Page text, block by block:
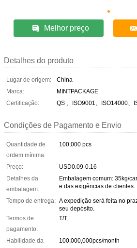
Melhor preço
Detalhes do produto
Lugar de origem:
China
Marca:
MINTPACKAGE
Certificação:
QS 、ISO9001、ISO14000、
Condições de Pagamento e Envio
Quantidade de
ordem mínima:
100,000 pcs
Preço:
USD0.09-0.16
Detalhes da
embalagem:
Embalagem comum: 35kg/
e das exigências de clientes.
Tempo de entrega: A expedição será feita no
seu depósito.
Termos de
pagamento:
T/T.
Habilidade da
100,000,000pcs/month